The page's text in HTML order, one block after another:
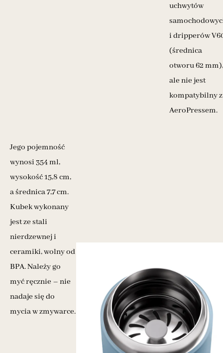
uchwytów
i dripperów
(średnica
otworu 62 mm),
ale nie jest
kompatybilny z
AeroPressem.
Jego pojemność
wynosi 354 ml,
wysokość 15,8 cm,
a średnica 7,7 cm.
Kubek wykonany
jest ze stali
nierdzewnej i
ceramiki, wolny od
BPA. Należy go
myć ręcznie – nie
nadaje się do
mycia w zmywarce.